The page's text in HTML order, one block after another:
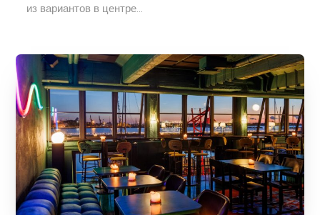
из вариантов в центре...